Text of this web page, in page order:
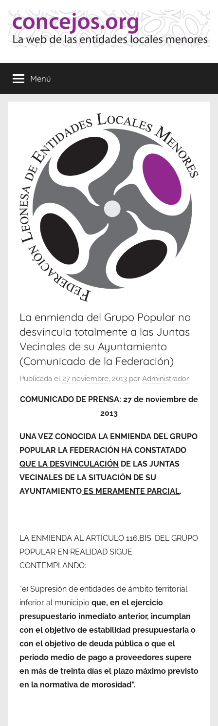
contenido
Concejos
de
las
Menú
La enmienda del Grupo Popular no
desvincula totalmente a las Juntas
Vecinales de su Ayuntamiento
(Comunicado de la Federación)
Publicada el 27 noviembre, 2013 por Administrador
COMUNICADO DE PRENSA: 27 de noviembre de
2013
UNA VEZ CONOCIDA LA ENMIENDA DEL GRUPO
POPULAR LA FEDERACIÓN HA CONSTATADO
QUE LA DESVINCULACIÓN DE LAS JUNTAS
VECINALES DE LA SITUACIÓN DE SU
AYUNTAMIENTO ES MERAMENTE PARCIAL.
LA ENMIENDA AL ARTÍCULO 116.BIS. DEL GRUPO
POPULAR EN REALIDAD SIGUE
CONTEMPLANDO:
“e) Supresión de entidades de ámbito territorial
inferior al municipio que, en el ejercicio
presupuestario inmediato anterior, incumplan
con el objetivo de estabilidad presupuestaria o
con el objetivo de deuda pública o que el
periodo medio de pago a proveedores supere
en más de treinta días el plazo máximo previsto
en la normativa de morosidad”.